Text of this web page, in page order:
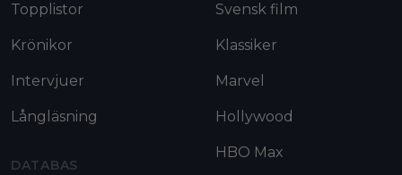
Topplistor
Krönikor
Intervjuer
Långläsning
DATABAS
Svensk film
Klassiker
Marvel
Hollywood
HBO Max